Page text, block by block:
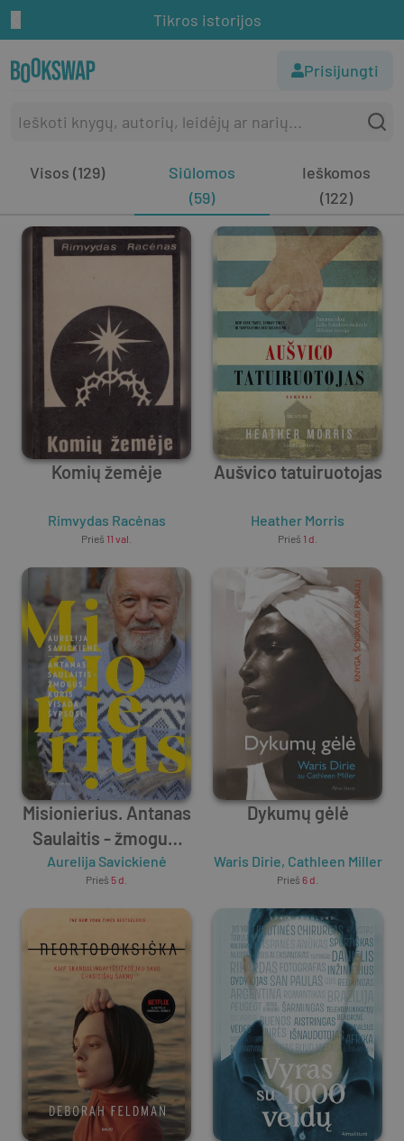
Tikros istorijos
Prisijungti
Visos (129)
Siūlomos
(59)
Ieškomos
(122)
Komių žemėje
Rimvydas Racėnas
Prieš 11 val.
Aušvico tatuiruotojas
Heather Morris
Prieš 1 d.
Misionierius. Antanas
Saulaitis - žmogus,
kuris visada šypsosi
Aurelija Savickienė
Prieš 5 d.
Dykumų gėlė
Waris Dirie, Cathleen Miller
Prieš 6 d.